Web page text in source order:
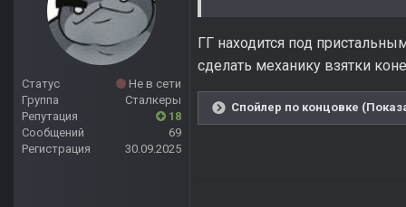
Статус
Не в сети
Группа
Сталкеры
Репутация
18
Сообщений
69
Регистрация
30.09.2025
ГГ находится под
сделать механику взятки
Спойлер по концовке